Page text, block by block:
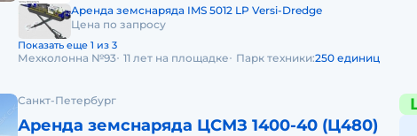
Аренда земснаряда IMS 5012 LP Versi-Dredge
Цена по запросу
Показать еще 1 из 3
Мехколонна №93 11 лет на площадке Парк техники:250 единиц
Санкт-Петербург
Аренда земснаряда ЦСМЗ 1400-40 (Ц480)